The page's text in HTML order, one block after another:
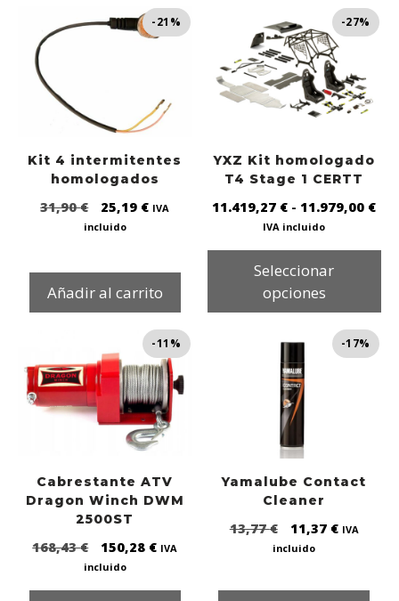
-21%
Kit 4 intermitentes
homologados
31,90€ 25,19 € IVA
incluido
Añadir al carrito
-27%
YXZ Kit homologado
T4 Stage 1 CERTT
11.419,27 € - 11.979,00 €
IVA incluido
Seleccionar
opciones
-11%
Cabrestante ATV
Dragon Winch DWM
2500ST
168,43€ 150,28 € IVA
incluido
-17%
Yamalube Contact
Cleaner
13,77€ 11,37 € IVA
incluido